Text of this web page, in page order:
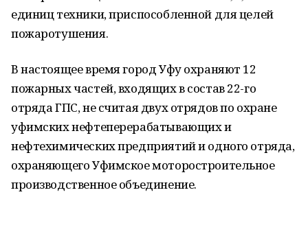
единиц техники, приспособленной для целей
пожаротушения.
В настоящее время город Уфу охраняют 12
пожарных частей, входящих в состав 22-го
отряда ГПС, не считая двух отрядов по охране
уфимских нефтеперерабатывающих и
нефтехимических предприятий и одного отряда,
охраняющего Уфимское моторостроительное
производственное объединение.